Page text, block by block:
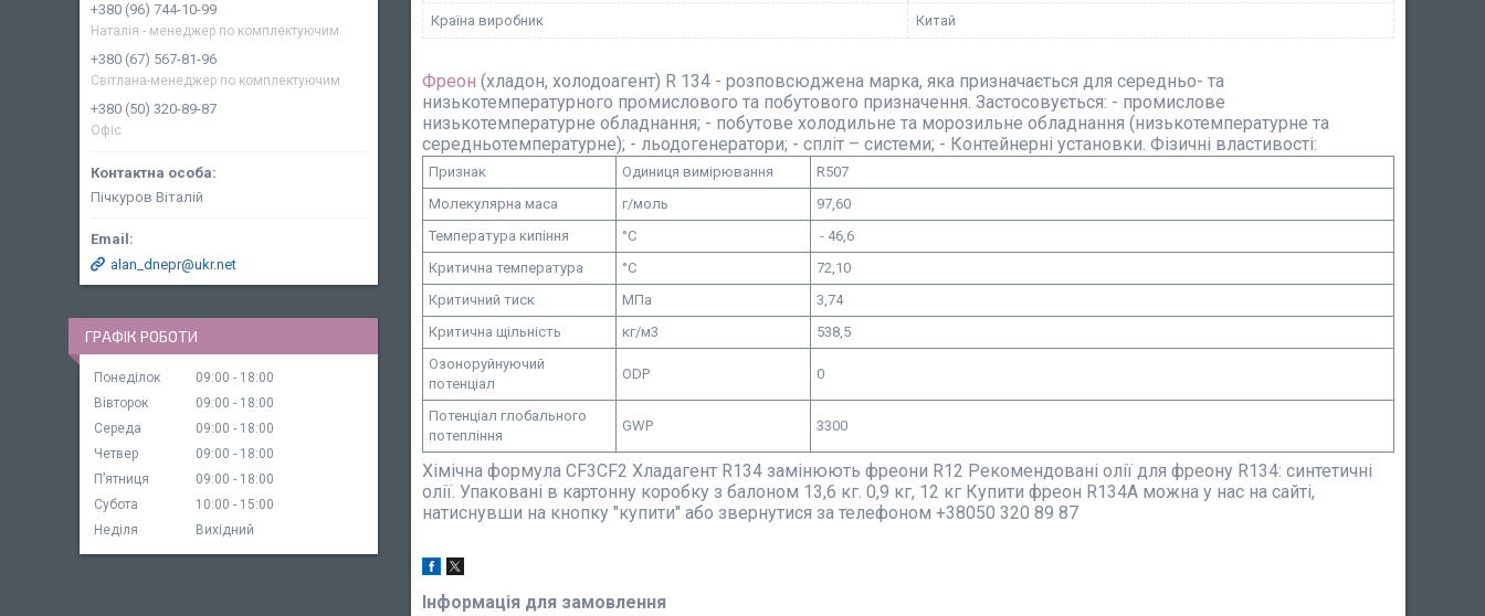
Країна виробник Китай
Фреон (хладон, холодоагент) R 134 - розповсюджена марка, яка призначається для середньо- та
низькотемпературного промислового та побутового призначення. Застосовується: - промислове
низькотемпературне обладнання; - побутове холодильне та морозильне обладнання (низькотемпературне та
середньотемпературне); - льодогенератори; - спліт – системи; - Контейнерні установки. Фізичні властивості:
Признак Одиниця вимірювання
R507
Молекулярна маса
г/моль
97,60
Температура кипіння
°С
- 46,6
Критична температура
°С
72,10
Критичний тиск
МПа
3,74
Критична щільність
кг/м3
538,5
Озоноруйнуючий
потенціал
ODP 0
Потенціал глобального
потепління
GWP 3300
Хімічна формула CF3CF2 Хладагент R134 замінюють фреони R12 Рекомендовані олії для фреону R134: синтетичні
олії. Упаковані в картонну коробку з балоном 13,6 кг. 0,9 кг, 12 кг Купити фреон R134A можна у нас на сайті,
натиснувши на кнопку "купити" або звернутися за телефоном +38050 320 89 87
Інформація для замовлення
+380 (96) 744-10-99
Наталія - менеджер по комплектуючим
+380 (67) 567-81-96
Світлана-менеджер по комплектуючим
+380 (50) 320-89-87
Офіс
Пічкуров Віталій
alan_dnepr@ukr.net
ГРАФІК РОБОТИ
Понеділок 09:00
18:00
Вівторок
09:00
18:00
Середа
09:00
18:00
Четвер
09:00
18:00
Пʼятниця
09:00
18:00
Субота
10:00
15:00
Неділя
Вихідний